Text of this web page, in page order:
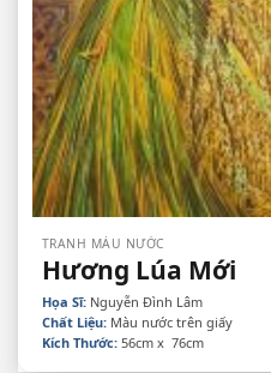
TRANH MÀU NƯỚC
Hương Lúa Mới
Họa Sĩ: Nguyễn Đình Lâm
Chất Liệu: Màu nước trên giấy
Kích Thước: 56cm x 76cm